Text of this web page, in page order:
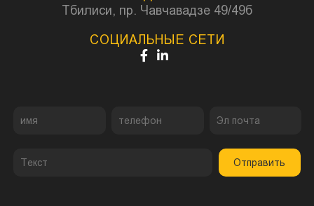
Тбилиси, пр. Чавчавадзе 49/49б
СОЦИАЛЬНЫЕ СЕТИ
Отправить